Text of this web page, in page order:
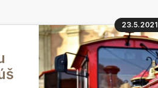
23.5.2021